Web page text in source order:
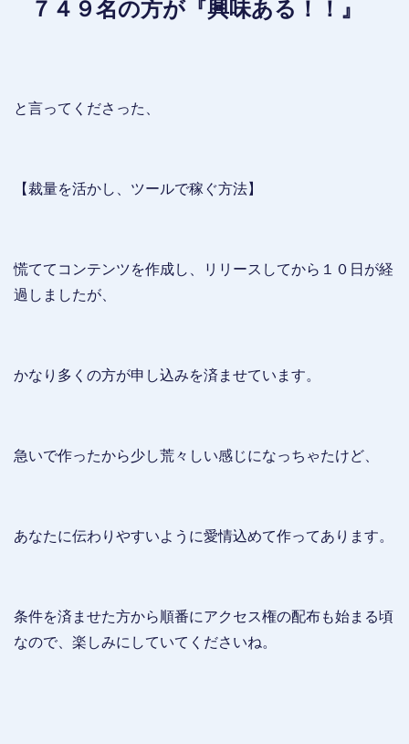
７４９名の方が『興味ある！！』
と言ってくださった、
【裁量を活かし、ツールで稼ぐ方法】
慌ててコンテンツを作成し、リリースしてから１０日が経
過しましたが、
かなり多くの方が申し込みを済ませています。
急いで作ったから少し荒々しい感じになっちゃたけど、
あなたに伝わりやすいように愛情込めて作ってあります。
条件を済ませた方から順番にアクセス権の配布も始まる頃
なので、楽しみにしていてくださいね。